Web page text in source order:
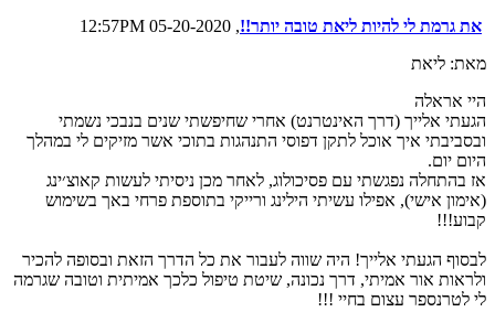
את גרמת לי להיות ליאת טובה יותר!!, 05-20-2020 12:57PM
מאת: ליאת
היי אראלה
הגעתי אלייך (דרך האינטרנט) אחרי שחיפשתי שנים בנבכי נשמתי
ובסביבתי איך אוכל לתקן דפוסי התנהגות בתוכי אשר מזיקים לי במהלך
היום יום.
אז בהתחלה נפגשתי עם פסיכולוג, לאחר מכן ניסיתי לעשות קאוצ׳ינג
(אימון אישי), אפילו עשיתי הילינג ורייקי בתוספת פרחי באך בשימוש
קבוע!!!
לבסוף הגעתי אלייך! היה שווה לעבור את כל הדרך הזאת ובסופה להכיר
ולראות אור אמיתי, דרך נכונה, שיטת טיפול כלכך אמיתית וטובה שגרמה
לי לטרנספר עצום בחיי !!!